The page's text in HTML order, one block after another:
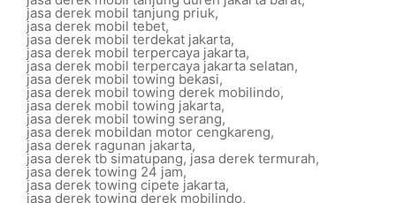
jasa derek mobil tanjung priuk,
jasa derek mobil tebet,
jasa derek mobil terdekat jakarta,
jasa derek mobil terpercaya jakarta,
jasa derek mobil terpercaya jakarta selatan,
jasa derek mobil towing bekasi,
jasa derek mobil towing derek mobilindo,
jasa derek mobil towing jakarta,
jasa derek mobil towing serang,
jasa derek mobildan motor cengkareng,
jasa derek ragunan jakarta,
jasa derek tb simatupang, jasa derek termurah,
jasa derek towing 24 jam,
jasa derek towing cipete jakarta,
jasa derek towing derek mobilindo,